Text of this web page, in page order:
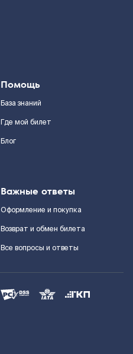
Помощь
База знаний
Где мой билет
Блог
Важные ответы
Оформление и покупка
Возврат и обмен билета
Все вопросы и ответы